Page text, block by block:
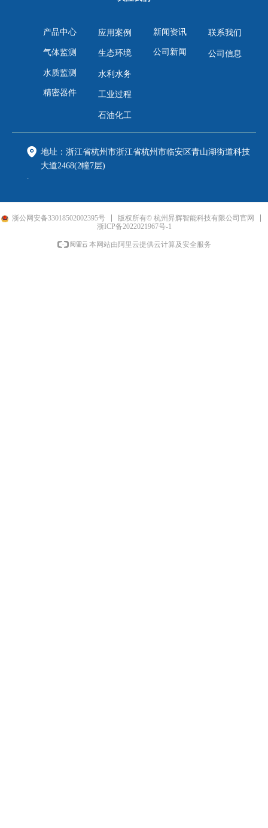
产品中心
气体监测
水质监测
精密器件
应用案例
生态环境
水利水务
工业过程
石油化工
联系我们
公司信息
新闻资讯
公司新闻
地址： 浙江省杭州市浙江省杭州市临安区青山湖街道科技
大道2468(2幢7层)
邮箱：shenghui@fpi-inc.com
188xxxx8888
浙公网安备33018502002395号
版权所有© 杭州昇辉智能科技有限公司官网
浙ICP备2022021967号-1
本网站由阿里云提供云计算及安全服务